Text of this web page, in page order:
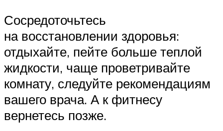
Сосредоточьтесь
на восстановлении здоровья:
отдыхайте, пейте больше теплой
жидкости, чаще проветривайте
комнату, следуйте рекомендациям
вашего врача. А к фитнесу
вернетесь позже.